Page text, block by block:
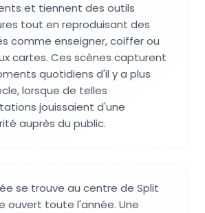
et tiennent des outils
tout en reproduisant des
comme enseigner, coiffer ou
cartes. Ces scènes capturent
quotidiens d'il y a plus
lorsque de telles
jouissaient d'une
auprès du public.
se trouve au centre de Split
ouvert toute l'année. Une